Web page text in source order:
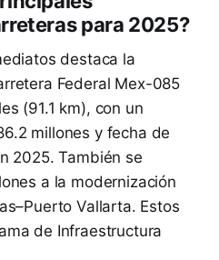
para 2025?
destaca la
Federal Mex-085
(91.1 km), con un
millones y fecha de
2025. También se
a la modernización
Vallarta. Estos
de Infraestructura